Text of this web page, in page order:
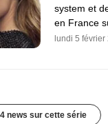
system et
en France
lundi 5 février
news sur cette série